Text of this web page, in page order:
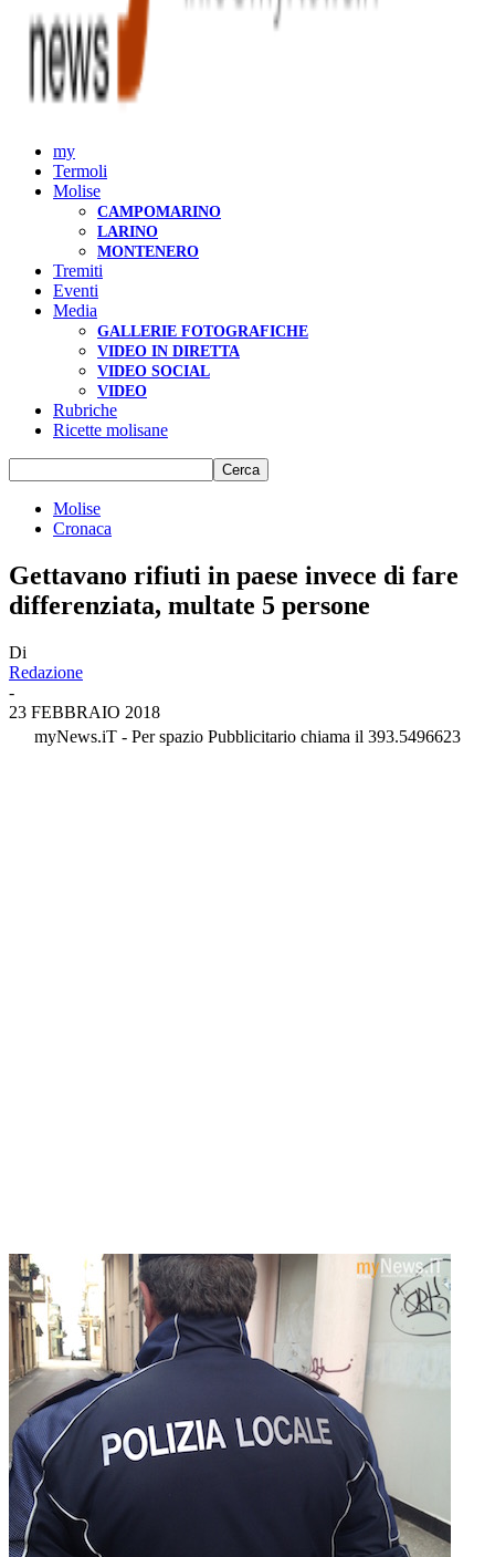
my
Termoli
Molise
CAMPOMARINO
LARINO
MONTENERO
Tremiti
Eventi
Media
GALLERIE FOTOGRAFICHE
VIDEO IN DIRETTA
VIDEO SOCIAL
VIDEO
Rubriche
Ricette molisane
Molise
Cronaca
Gettavano rifiuti in paese invece di fare
differenziata, multate 5 persone
Di
Redazione
-
23 FEBBRAIO 2018
myNews.iT - Per spazio Pubblicitario chiama il 393.5496623